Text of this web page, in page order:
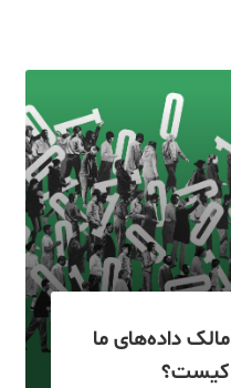
مالک داده‌های ما
کیست؟